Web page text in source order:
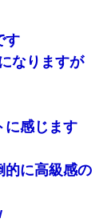
す
なりますが
に感じます
的に高級感の